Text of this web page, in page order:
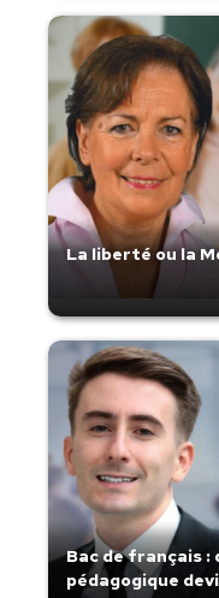
La liberté ou la
Bac de français :
pédagogique